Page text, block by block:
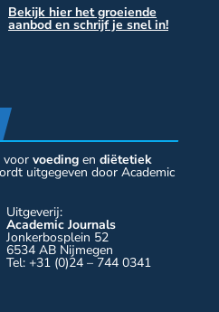
Bekijk hier het groeiende
aanbod en schrijf je snel in!
voor voeding en diëtetiek
uitgegeven door Academic
Uitgeverij:
Academic Journals
Jonkerbosplein 52
6534 AB Nijmegen
Tel: +31 (0)24 – 744 0341